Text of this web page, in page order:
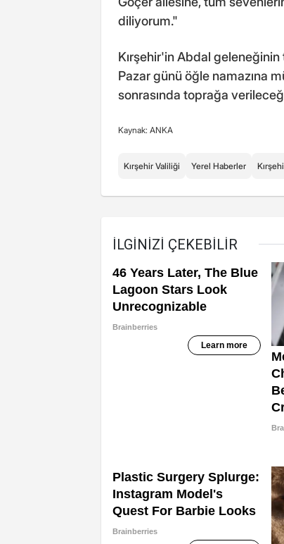
diliyorum."
Kırşehir'in Abdal
Pazar günü öğle namazına
sonrasında toprağa
Kaynak: ANKA
Kırşehir Valiliği Yerel Haberler